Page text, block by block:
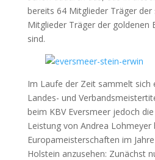
bereits 64 Mitglieder Träger der
Mitglieder Träger der goldenen
sind.
Im Laufe der Zeit sammelt sich
Landes- und
beim KBV Eversmeer jedoch
Leistung von Andrea Lohmeyer
Europameisterschaften im
Holstein anzusehen: Zunächst